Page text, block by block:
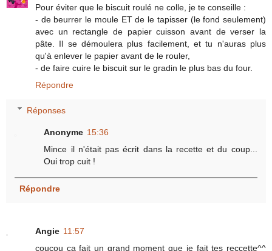
Pour éviter que le biscuit roulé ne colle, je te conseille :
- de beurrer le moule ET de le tapisser (le fond seulement)
avec un rectangle de papier cuisson avant de verser la
pâte. Il se démoulera plus facilement, et tu n'auras plus
qu'à enlever le papier avant de le rouler,
- de faire cuire le biscuit sur le gradin le plus bas du four.
Répondre
Réponses
Anonyme 15:36
Mince il n'était pas écrit dans la recette et du coup...
Oui trop cuit !
Répondre
Angie 11:57
coucou ca fait un grand moment que je fait tes reccette^^